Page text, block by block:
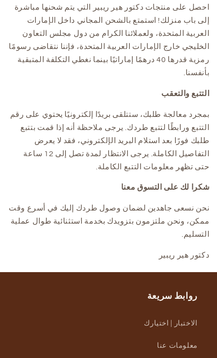
احصل على منتجات دكتور هير ريبير التي يتم شحنها مباشرة
إلى باب منزلك! استمتع بالشحن المجاني داخل الإمارات
العربية المتحدة، ولعملائنا الكرام من دول مجلس التعاون
الخليجي خارج الإمارات العربية المتحدة، فإننا نتقاضى رسومًا
رمزية قدرها 40 درهمًا إماراتيًا بينما نغطي التكلفة المتبقية
بأنفسنا.
التتبع والتعقب
بمجرد معالجة طلبك، ستتلقى بريدًا إلكترونيًا يحتوي على رقم
التتبع ورابطًا لتتبع طردك. يرجى ملاحظة أنه إذا قمت بتتبع
طلبك فورًا بعد استلام البريد الإلكتروني، فقد لا يعرض
التفاصيل الكاملة. يرجى الانتظار لمدة تصل إلى 12 ساعة
حتى تظهر معلومات التتبع الكاملة.
شكرا لك على التسوق معنا
نحن نسعى جاهدين لضمان وصول طردك إليك في أسرع وقت
ممكن، ونحن ملتزمون بتزويدك بخدمة استثنائية طوال عملية
التسليم.
دكتور هير ريبير
روابط سريعة
الاختبار | اختيارك
معلومات عنا